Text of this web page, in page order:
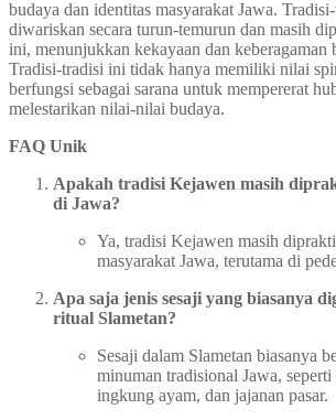
budaya dan identitas masyarakat Jawa.
diwariskan secara turun-temurun dan masih
ini, menunjukkan kekayaan dan keberagaman
Tradisi-tradisi ini tidak hanya memiliki nilai
berfungsi sebagai sarana untuk mempererat
melestarikan nilai-nilai budaya.
FAQ Unik
Apakah tradisi Kejawen masih
di Jawa?
Ya, tradisi Kejawen masih
masyarakat Jawa, terutama di
Apa saja jenis sesaji yang biasanya
ritual Slametan?
Sesaji dalam Slametan biasanya
minuman tradisional Jawa, seperti
ingkung ayam, dan jajanan pasar.